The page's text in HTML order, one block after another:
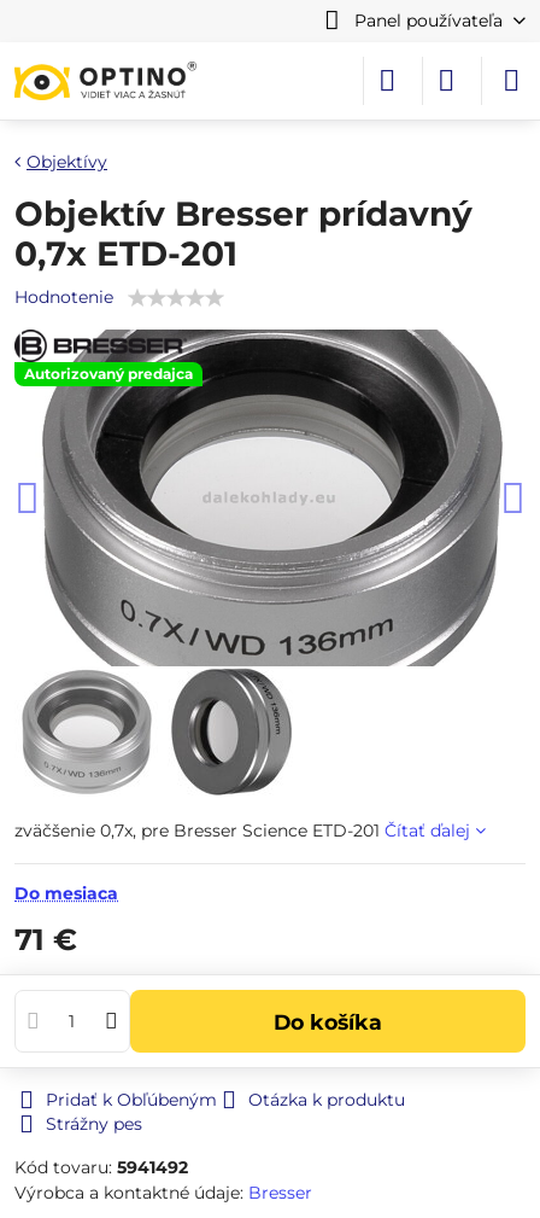
Panel používateľa
Autorizovaný predajca
Objektívy
Objektív Bresser prídavný
0,7x ETD-201
Hodnotenie
zväčšenie 0,7x, pre Bresser Science ETD-201 Čítať ďalej
Do mesiaca
71 €
Do košíka
Pridať k Obľúbeným
Otázka k produktu
Strážny pes
Kód tovaru: 5941492
Výrobca a kontaktné údaje: Bresser